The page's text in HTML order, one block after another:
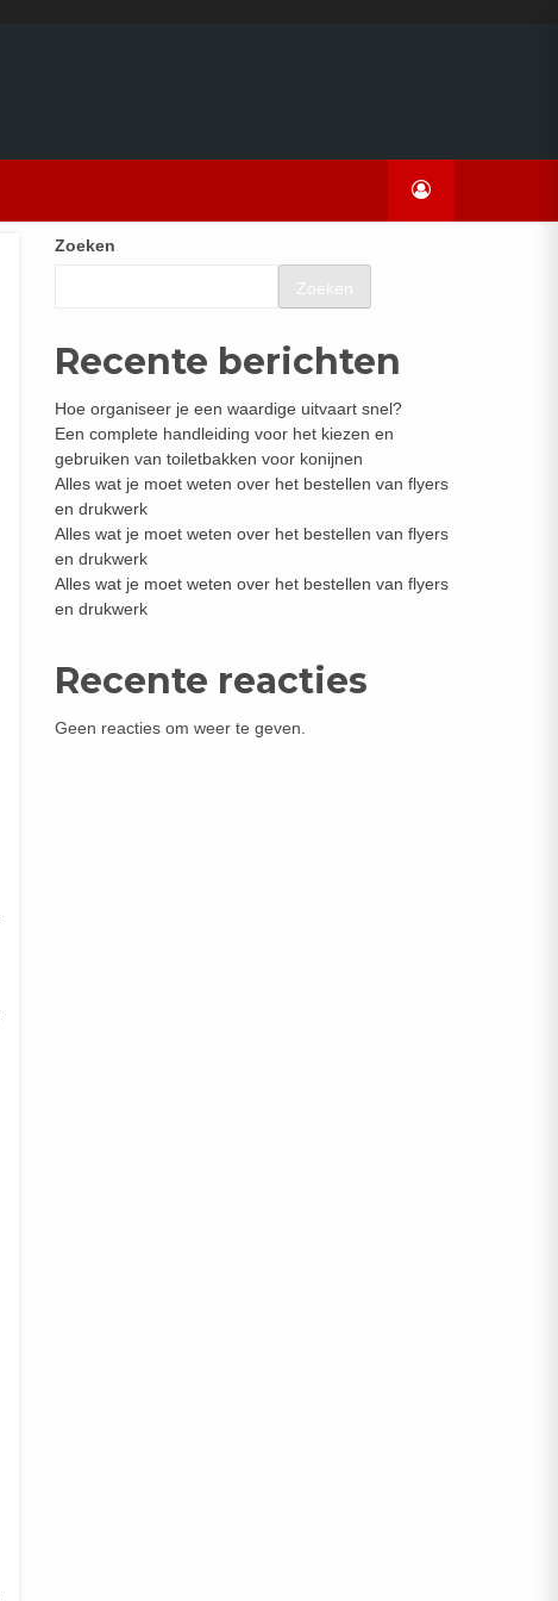
Zoeken
Zoeken
Recente berichten
Hoe organiseer je een waardige uitvaart snel?
Een complete handleiding voor het kiezen en
gebruiken van toiletbakken voor konijnen
Alles wat je moet weten over het bestellen van flyers
en drukwerk
Alles wat je moet weten over het bestellen van flyers
en drukwerk
Alles wat je moet weten over het bestellen van flyers
en drukwerk
Recente reacties
Geen reacties om weer te geven.